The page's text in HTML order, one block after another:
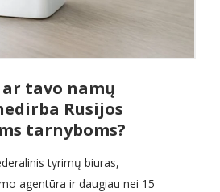
tavo namų
Rusijos
tarnyboms?
tyrimų biuras,
agentūra ir daugiau nei 15